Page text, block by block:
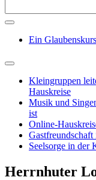
Ein
Kleingruppen
Hauskreise
Musik und
ist
Online-
Seelsorge in der
Herrnhuter